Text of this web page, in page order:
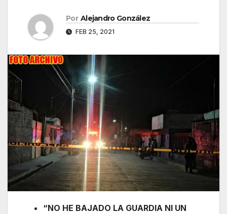
Por Alejandro González
FEB 25, 2021
“NO HE BAJADO LA GUARDIA NI UN